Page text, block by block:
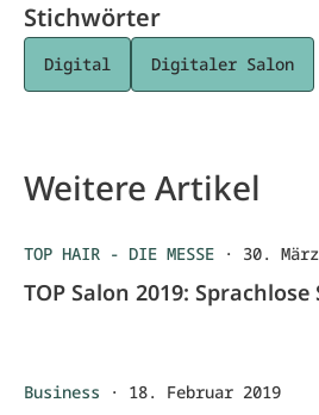
Stichwörter
Digital Digitaler Salon
Weitere Artikel
TOP HAIR - DIE MESSE · 30.
TOP Salon 2019: Sprachlose
Business · 18. Februar 2019